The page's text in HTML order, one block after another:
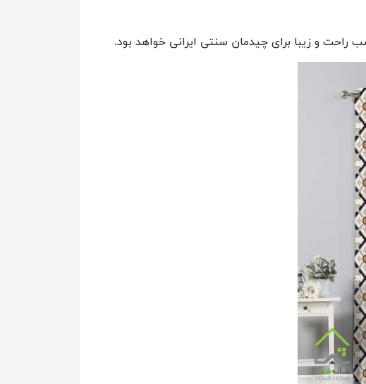
و زیبا برای چیدمان سنتی ایرانی خواهد بود.